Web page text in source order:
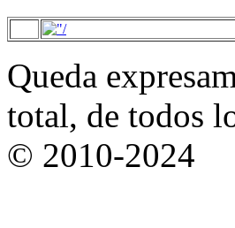
Queda
total, de todos
© 2010-2024